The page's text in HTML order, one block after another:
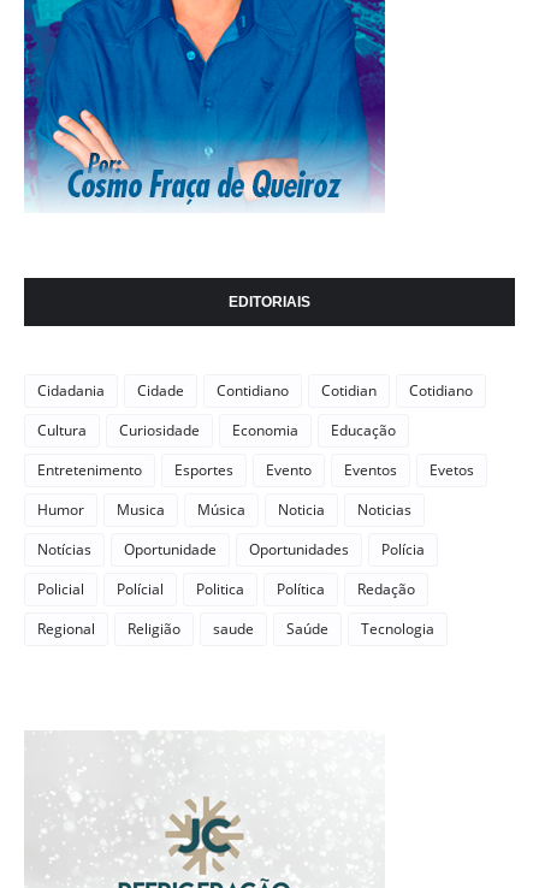
EDITORIAIS
Cidadania Cidade Contidiano Cotidian
Cotidiano
Cultura
Curiosidade Economia
Educação
Entretenimento
Esportes Evento Eventos
Evetos
Humor
Musica Música Noticia
Noticias
Notícias
Oportunidade Oportunidades
Polícia
Policial
Polícial Politica Política
Redação
Regional
Religião saude Saúde Tecnologia